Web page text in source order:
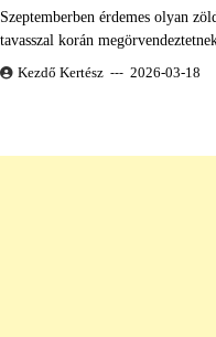
Szeptemberben érdemes olyan
tavasszal korán
Kezdő Kertész 2026-03-18